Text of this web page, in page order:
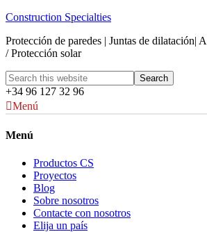
Construction Specialties
Protección de paredes | Juntas de dilatación|
/ Protección solar
+34 96 127 32 96
Menú
Menú
Productos CS
Proyectos
Blog
Sobre nosotros
Contacte con nosotros
Elija un país